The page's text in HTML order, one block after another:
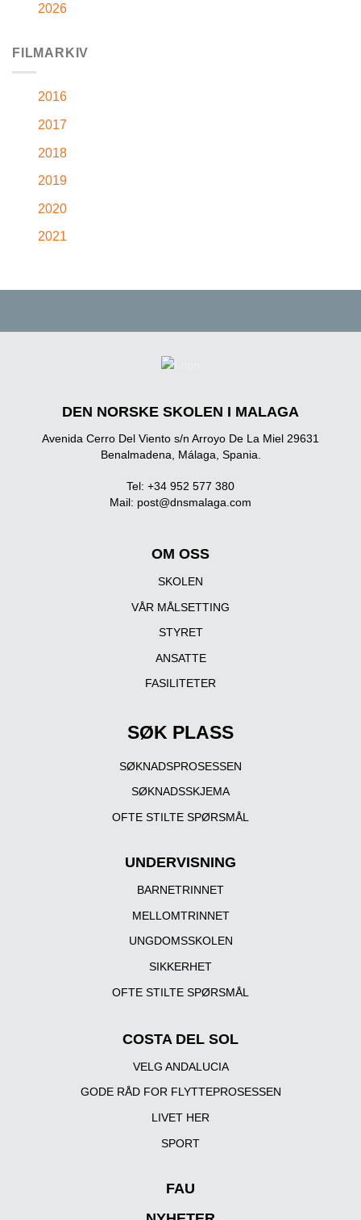
2026
FILMARKIV
2016
2017
2018
2019
2020
2021
DEN NORSKE SKOLEN I MALAGA
Avenida Cerro Del Viento s/n Arroyo De La Miel 29631
Benalmadena, Málaga, Spania.
Tel: +34 952 577 380
Mail: post@dnsmalaga.com
OM OSS
SKOLEN
VÅR MÅLSETTING
STYRET
ANSATTE
FASILITETER
SØK PLASS
SØKNADSPROSESSEN
SØKNADSSKJEMA
OFTE STILTE SPØRSMÅL
UNDERVISNING
BARNETRINNET
MELLOMTRINNET
UNGDOMSSKOLEN
SIKKERHET
OFTE STILTE SPØRSMÅL
COSTA DEL SOL
VELG ANDALUCIA
GODE RÅD FOR FLYTTEPROSESSEN
LIVET HER
SPORT
FAU